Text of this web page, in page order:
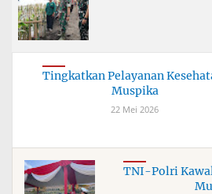
Tingkatkan Pelayanan
Muspika
22 Mei 2026
TNI-Polri